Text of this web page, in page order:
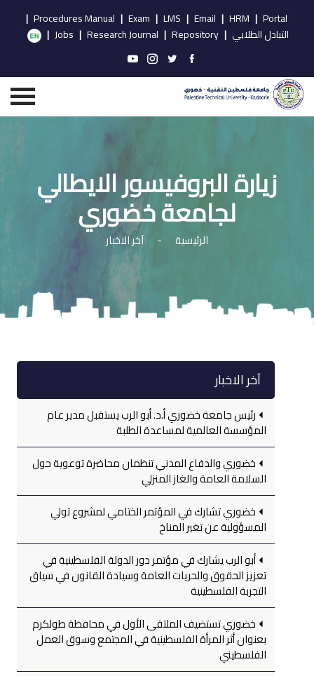
Portal
|
HRM
|
Email
|
LMS
|
Exam
|
Procedures Manual
|
التبادل الطلابي |
Repository
|
Research Journal
|
Jobs
|
زيارة البروفيسور الايطالي
لجامعة خضوري
الرئيسية - آخر الاخبار
آخر الاخبار
رئيس جامعة خضوري أ.د. أبو الرب يستقبل مدير عام
المؤسسة العالمية لمساعدة الطلبة
خضوري والدفاع المدني تنظمان محاضرة توعوية حول
السلامة العامة والغاز المنزلي
خضوري تشارك في المؤتمر الختامي لمشروع تولي
المسؤولية عن تغير المناخ
أبو الرب يشارك في مؤتمر دور الدولة الفلسطينية في
تعزيز الحقوق والحريات العامة وسيادة القانون في سياق
التجربة الفلسطينية
خضوري تستضيف الملتقى الأول في محافظة طولكرم
بعنوان أثر المرأة الفلسطينية في المجتمع وسوق العمل
الفلسطيني